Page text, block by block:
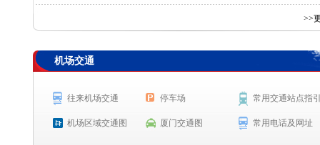
航空公司
>>
机场交通
往来机场交通 停车场 常用交通站点指
机场区域交通图 厦门交通图 常用电话及网址